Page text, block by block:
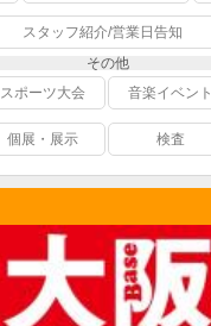
スタッフ紹介/営業日告知
その他
スポーツ大会 音楽イベント
個展・展示 検査